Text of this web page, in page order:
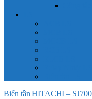
Biến tần HITACHI – SJ700